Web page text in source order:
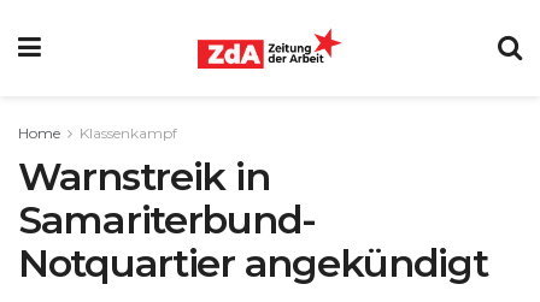
Home Klassenkampf
Warnstreik in
Samariterbund-
Notquartier angekündigt